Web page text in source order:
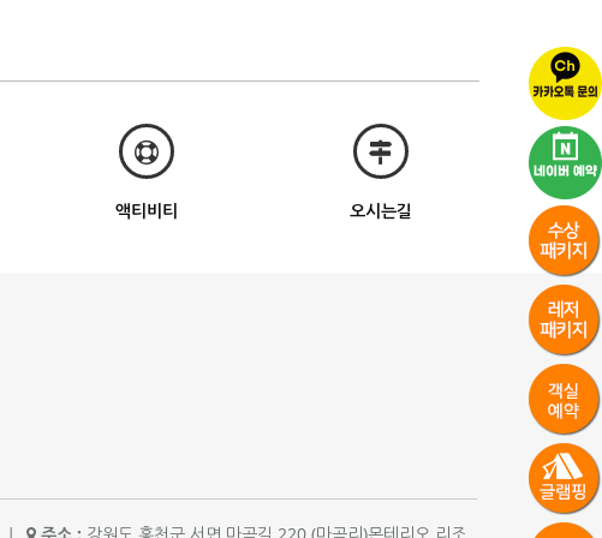
액티비티 오시는길